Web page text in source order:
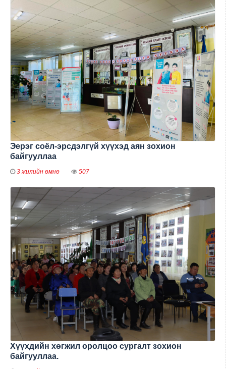
Эерэг соёл-эрсдэлгүй хүүхэд аян зохион
байгууллаа
3 жилийн өмнө 507
Хүүхдийн хөгжил оролцоо сургалт зохион
байгууллаа.